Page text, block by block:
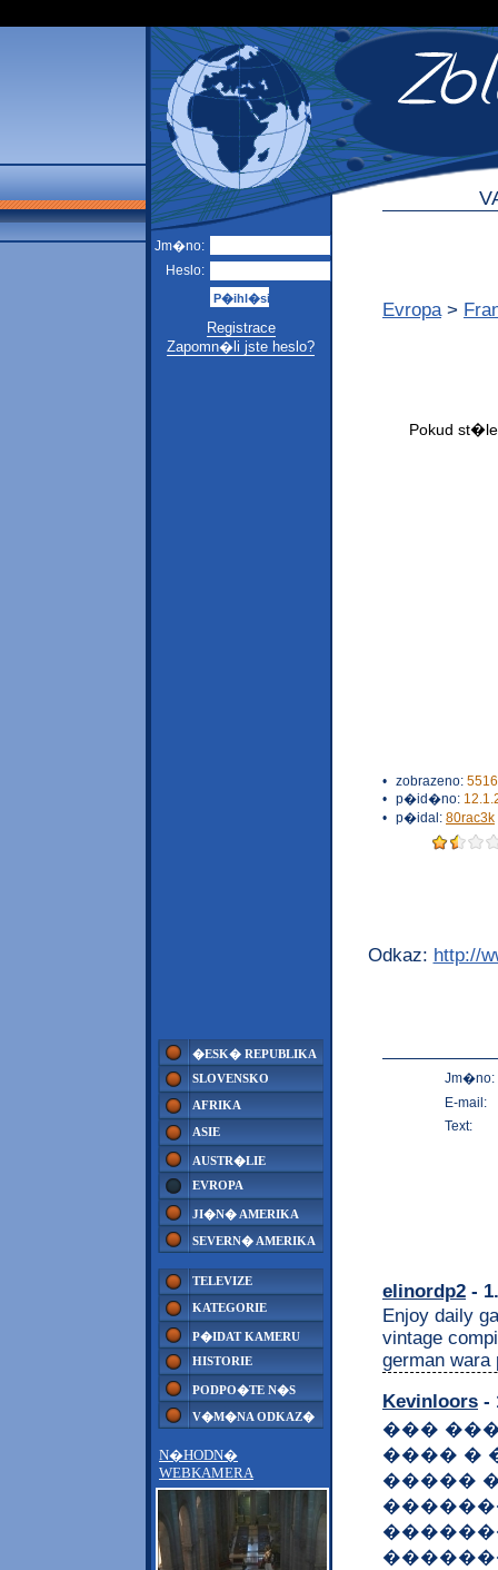
Jm�no:
Heslo:
Registrace
Zapomn�li jste heslo?
�ESK� REPUBLIKA
SLOVENSKO
AFRIKA
ASIE
AUSTR�LIE
EVROPA
JI�N� AMERIKA
SEVERN� AMERIKA
TELEVIZE
KATEGORIE
P�IDAT KAMERU
HISTORIE
PODPO�TE N�S
V�M�NA ODKAZ�
N�HODN�
WEBKAMERA
Evropa >
• zobrazeno:
• p�id�no:
• p�idal: 80rac3k
Odkaz: http://
Jm�no:
E-mail:
Text:
elinordp2 -
Enjoy daily
vintage
german wara
Kevinloors -
���
���� �
�����